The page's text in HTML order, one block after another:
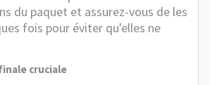
du paquet et assurez-vous de les
fois pour éviter qu'elles ne
cruciale